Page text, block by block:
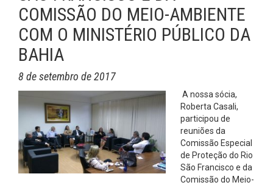
COMISSÃO DO MEIO-AMBIENTE
COM O MINISTÉRIO PÚBLICO DA
BAHIA
8 de setembro de 2017
A nossa sócia,
Roberta Casali,
participou de
reuniões da
Comissão Especial
de Proteção do Rio
São Francisco e da
Comissão do Meio-